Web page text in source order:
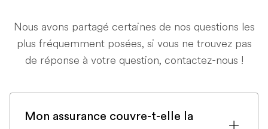
Nous avons partagé certaines de nos questions les
plus fréquemment posées, si vous ne trouvez pas
de réponse à votre question, contactez-nous !
Mon assurance couvre-t-elle la